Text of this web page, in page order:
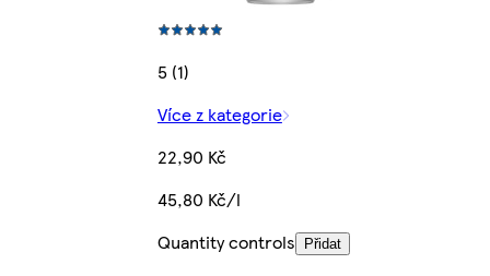
5 (1)
Více z kategorie
22,90 Kč
45,80 Kč/l
Quantity controls
Přidat